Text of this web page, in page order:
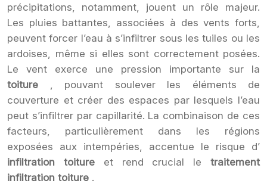
précipitations, notamment, jouent un rôle majeur.
Les pluies battantes, associées à des vents forts,
peuvent forcer l’eau à s’infiltrer sous les tuiles ou les
ardoises, même si elles sont correctement posées.
Le vent exerce une pression importante sur la
toiture
, pouvant soulever les éléments de
couverture et créer des espaces par lesquels l’eau
peut s’infiltrer par capillarité. La combinaison de ces
facteurs, particulièrement dans les régions
exposées aux intempéries, accentue le risque d’
infiltration toiture et rend crucial letraitement
infiltration toiture .